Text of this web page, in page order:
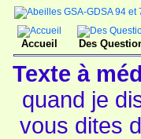
Accueil Des
Texte à
quand je
vous dites